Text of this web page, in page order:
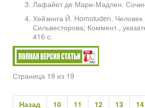
Лафайет де Мари-Мадлен.
Хейзинга Й. Homoluden.
Сильвесторова; Коммент.,
416 с.
Страница 19 из 19
Назад 10 11 12 13 14